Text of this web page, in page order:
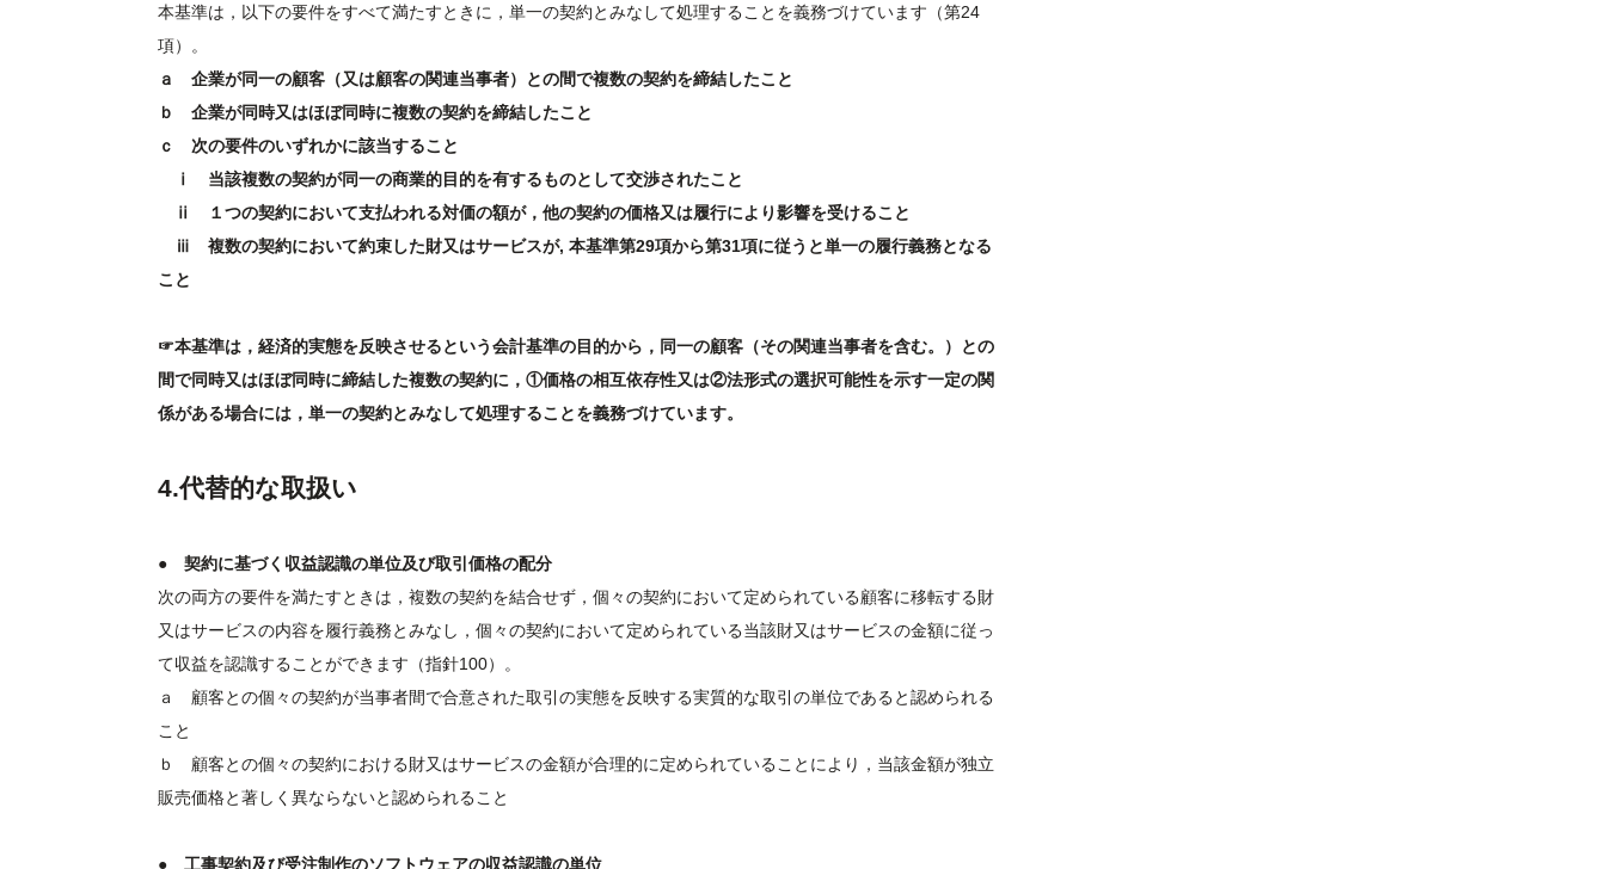
本基準は，以下の要件をすべて満たすときに，単一の契約とみなして処理することを義務づけています（第24
項）。
ａ 企業が同一の顧客（又は顧客の関連当事者）との間で複数の契約を締結したこと
ｂ 企業が同時又はほぼ同時に複数の契約を締結したこと
ｃ 次の要件のいずれかに該当すること
ⅰ 当該複数の契約が同一の商業的目的を有するものとして交渉されたこと
ⅱ １つの契約において支払われる対価の額が，他の契約の価格又は履行により影響を受けること
ⅲ 複数の契約において約束した財又はサービスが, 本基準第29項から第31項に従うと単一の履行義務となる
こと
☞本基準は，経済的実態を反映させるという会計基準の目的から，同一の顧客（その関連当事者を含む。）との
間で同時又はほぼ同時に締結した複数の契約に，①価格の相互依存性又は②法形式の選択可能性を示す一定の関
係がある場合には，単一の契約とみなして処理することを義務づけています。
4.代替的な取扱い
● 契約に基づく収益認識の単位及び取引価格の配分
次の両方の要件を満たすときは，複数の契約を結合せず，個々の契約において定められている顧客に移転する財
又はサービスの内容を履行義務とみなし，個々の契約において定められている当該財又はサービスの金額に従っ
て収益を認識することができます（指針100）。
ａ 顧客との個々の契約が当事者間で合意された取引の実態を反映する実質的な取引の単位であると認められる
こと
ｂ 顧客との個々の契約における財又はサービスの金額が合理的に定められていることにより，当該金額が独立
販売価格と著しく異ならないと認められること
● 工事契約及び受注制作のソフトウェアの収益認識の単位